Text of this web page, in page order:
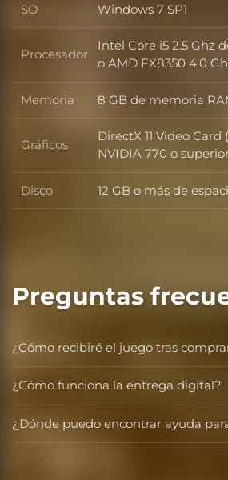
SO SO
Windows 7 SP1
Procesador Procesador
Intel Core i5 2.5 Ghz
o AMD FX8350 4.0
Memoria Memoria
8 GB de memoria
Gráficos Gráficos
DirectX 11 Video Card
NVIDIA 770 o
Disco Disco
12 GB o más de
Preguntas
¿Cómo recibiré el juego tras
¿Cómo funciona la entrega digital?
¿Dónde puedo encontrar ayuda